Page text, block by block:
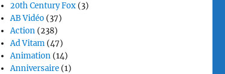
20th Century Fox (3)
AB Vidéo (37)
Action (238)
Ad Vitam (47)
Animation (14)
Anniversaire (1)